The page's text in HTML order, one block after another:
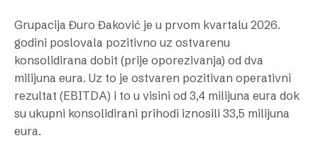
Grupacija Đuro Đaković je u prvom kvartalu 2026.
godini poslovala pozitivno uz ostvarenu
konsolidirana dobit (prije oporezivanja) od dva
milijuna eura. Uz to je ostvaren pozitivan operativni
rezultat (EBITDA) i to u visini od 3,4 milijuna eura dok
su ukupni konsolidirani prihodi iznosili 33,5 milijuna
eura.